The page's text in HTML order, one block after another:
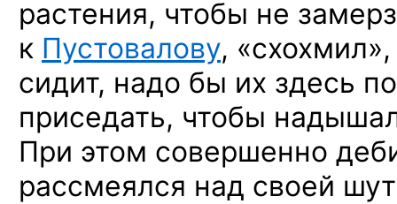
растения, чтобы не
к Пустовалову,
сидит, надо бы их здесь
приседать, чтобы
При этом совершенно
рассмеялся над своей